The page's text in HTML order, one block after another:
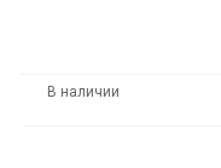
В наличии